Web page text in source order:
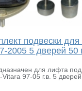
подвески
2005 5 дверей 50
для лифта
Vitara 97-05 г.в. 5